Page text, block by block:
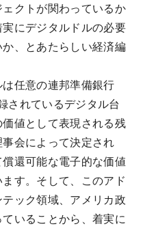
クトが関わっているか
にデジタルドルの必要
、とあたらしい経済編
任意の連邦準備銀行
されているデジタル台
値として表現される残
会によって決定され
還可能な電子的な価値
す。そして、このアド
ック領域、アメリカ政
いることから、着実に